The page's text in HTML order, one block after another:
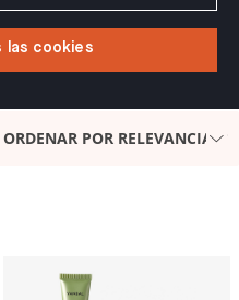
las cookies
ORDENAR POR RELEVANCIA